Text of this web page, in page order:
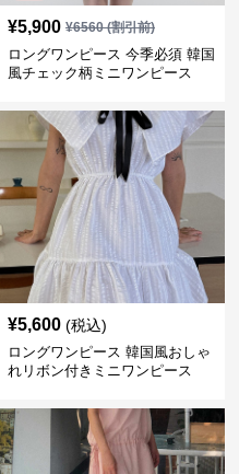
¥5,900 ¥6560(割引前)
ロングワンピース 今季必須 韓国
風チェック柄ミニワンピース
¥5,600 (税込)
ロングワンピース 韓国風おしゃ
れリボン付きミニワンピース